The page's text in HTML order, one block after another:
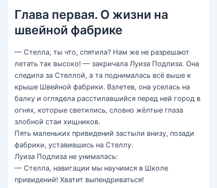
Глава первая. О жизни на
швейной фабрике
— Стелла, ты что, спятила? Нам же не разрешают
летать так высоко! — закричала Луиза Подлиза. Она
следила за Стеллой, а та поднималась всё выше к
крыше Швейной фабрики. Взлетев, она уселась на
балку и оглядела расстилавшийся перед ней город в
огнях, которые светились, словно жёлтые глаза
злобной стаи хищников.
Пять маленьких привидений застыли внизу, позади
фабрики, уставившись на Стеллу.
Луиза Подлиза не унималась:
— Стелла, навигации мы научимся в Школе
привидений! Хватит выпендриваться!